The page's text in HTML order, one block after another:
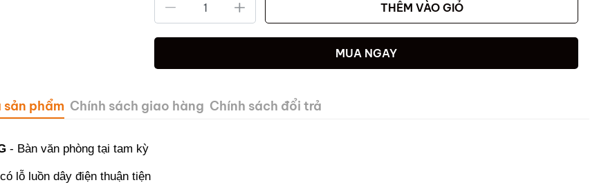
THÊM VÀO GIỎ
MUA NGAY
sản phẩm Chính sách giao hàng Chính sách đổi trả
- Bàn văn phòng tại tam kỳ
lỗ luồn dây điện thuận tiện